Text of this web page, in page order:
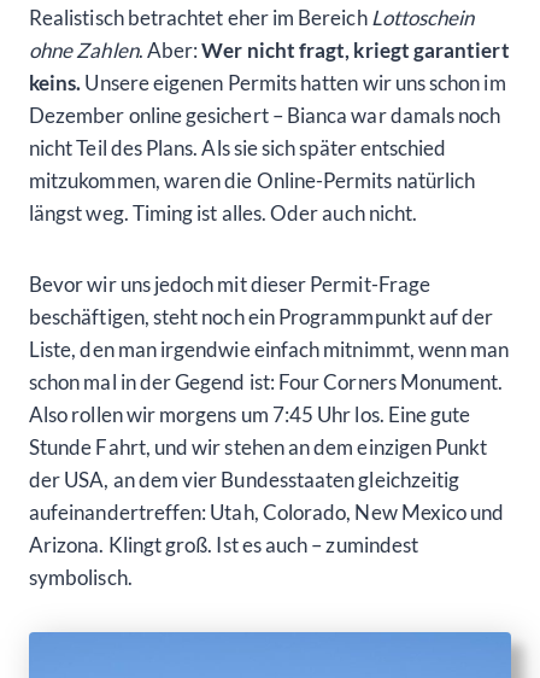
Realistisch betrachtet eher im BereichLottoschein
ohne Zahlen. Aber:Wer nicht fragt, kriegt garantiert
keins.Unsere eigenen Permits hatten wir uns schon im
Dezember online gesichert – Bianca war damals noch
nicht Teil des Plans. Als sie sich später entschied
mitzukommen, waren die Online-Permits natürlich
längst weg. Timing ist alles. Oder auch nicht.
Bevor wir uns jedoch mit dieser Permit-Frage
beschäftigen, steht noch ein Programmpunkt auf der
Liste, den man irgendwie einfach mitnimmt, wenn man
schon mal in der Gegend ist: Four Corners Monument.
Also rollen wir morgens um 7:45 Uhr los. Eine gute
Stunde Fahrt, und wir stehen an dem einzigen Punkt
der USA, an dem vier Bundesstaaten gleichzeitig
aufeinandertreffen: Utah, Colorado, New Mexico und
Arizona. Klingt groß. Ist es auch – zumindest
symbolisch.